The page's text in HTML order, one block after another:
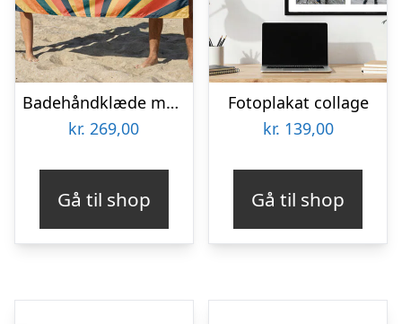
Badehåndklæde med Egen Tekst – Retrodesign
kr. 269,00
Gå til shop
Fotoplakat collage
kr. 139,00
Gå til shop